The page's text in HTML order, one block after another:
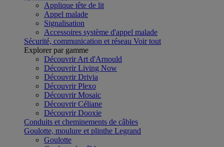
Applique tête de lit
Appel malade
Signalisation
Accessoires système d'appel malade
Sécurité, communication et réseau Voir tout
Explorer par gamme
Découvrir Art d'Arnould
Découvrir Living Now
Découvrir Drivia
Découvrir Plexo
Découvrir Mosaic
Découvrir Céliane
Découvrir Dooxie
Conduits et cheminements de câbles
Goulotte, moulure et plinthe Legrand
Goulotte